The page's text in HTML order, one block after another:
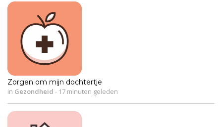
Zorgen om mijn dochtertje
in Gezondheid - 17 minuten geleden